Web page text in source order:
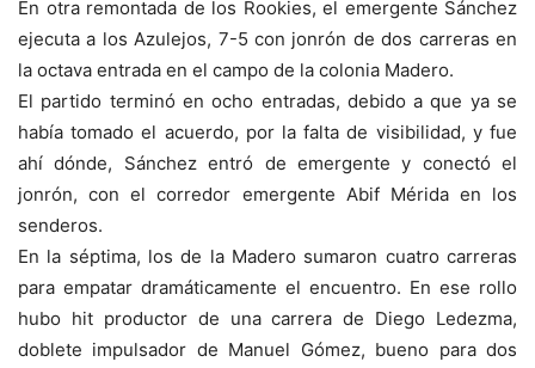
En otra remontada de los Rookies, el emergente Sánchez
ejecuta a los Azulejos, 7-5 con jonrón de dos carreras en
la octava entrada en el campo de la colonia Madero.
El partido terminó en ocho entradas, debido a que ya se
había tomado el acuerdo, por la falta de visibilidad, y fue
ahí dónde, Sánchez entró de emergente y conectó el
jonrón, con el corredor emergente Abif Mérida en los
senderos.
En la séptima, los de la Madero sumaron cuatro carreras
para empatar dramáticamente el encuentro. En ese rollo
hubo hit productor de una carrera de Diego Ledezma,
doblete impulsador de Manuel Gómez, bueno para dos